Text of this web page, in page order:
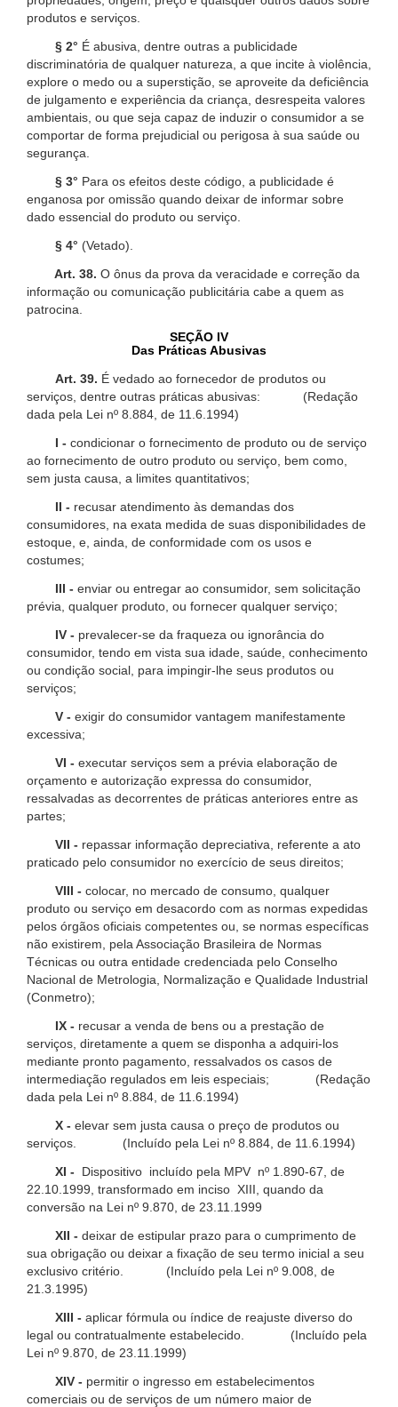
produtos e serviços.
§ 2° É abusiva, dentre outras a publicidade
discriminatória de qualquer natureza, a que incite à violência,
explore o medo ou a superstição, se aproveite da deficiência
de julgamento e experiência da criança, desrespeita valores
ambientais, ou que seja capaz de induzir o consumidor a se
comportar de forma prejudicial ou perigosa à sua saúde ou
segurança.
§ 3° Para os efeitos deste código, a publicidade é
enganosa por omissão quando deixar de informar sobre
dado essencial do produto ou serviço.
§ 4° (Vetado).
Art. 38. O ônus da prova da veracidade e correção da
informação ou comunicação publicitária cabe a quem as
patrocina.
SEÇÃO IV
Das Práticas Abusivas
Art. 39. É vedado ao fornecedor de produtos ou
serviços, dentre outras práticas abusivas: (Redação
dada pela Lei nº 8.884, de 11.6.1994)
I - condicionar o fornecimento de produto ou de serviço
ao fornecimento de outro produto ou serviço, bem como,
sem justa causa, a limites quantitativos;
II - recusar atendimento às demandas dos
consumidores, na exata medida de suas disponibilidades de
estoque, e, ainda, de conformidade com os usos e
costumes;
III - enviar ou entregar ao consumidor, sem solicitação
prévia, qualquer produto, ou fornecer qualquer serviço;
IV - prevalecer-se da fraqueza ou ignorância do
consumidor, tendo em vista sua idade, saúde, conhecimento
ou condição social, para impingir-lhe seus produtos ou
serviços;
V - exigir do consumidor vantagem manifestamente
excessiva;
VI - executar serviços sem a prévia elaboração de
orçamento e autorização expressa do consumidor,
ressalvadas as decorrentes de práticas anteriores entre as
partes;
VII - repassar informação depreciativa, referente a ato
praticado pelo consumidor no exercício de seus direitos;
VIII - colocar, no mercado de consumo, qualquer
produto ou serviço em desacordo com as normas expedidas
pelos órgãos oficiais competentes ou, se normas específicas
não existirem, pela Associação Brasileira de Normas
Técnicas ou outra entidade credenciada pelo Conselho
Nacional de Metrologia, Normalização e Qualidade Industrial
(Conmetro);
IX - recusar a venda de bens ou a prestação de
serviços, diretamente a quem se disponha a adquiri-los
mediante pronto pagamento, ressalvados os casos de
intermediação regulados em leis especiais; (Redação
dada pela Lei nº 8.884, de 11.6.1994)
X - elevar sem justa causa o preço de produtos ou
serviços. (Incluído pela Lei nº 8.884, de 11.6.1994)
XI -
Dispositivo incluído pela MPV nº 1.890-67, de
22.10.1999, transformado em inciso XIII, quando da
conversão na Lei nº 9.870, de 23.11.1999
XII - deixar de estipular prazo para o cumprimento de
sua obrigação ou deixar a fixação de seu termo inicial a seu
exclusivo critério. (Incluído pela Lei nº 9.008, de
21.3.1995)
XIII - aplicar fórmula ou índice de reajuste diverso do
legal ou contratualmente estabelecido. (Incluído pela
Lei nº 9.870, de 23.11.1999)
XIV - permitir o ingresso em estabelecimentos
comerciais ou de serviços de um número maior de